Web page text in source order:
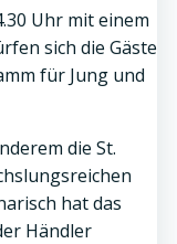
Uhr mit einem
sich die Gäste
für Jung und
die St.
hat das
Händler